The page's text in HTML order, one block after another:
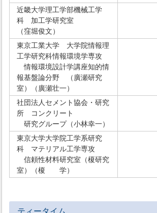
近畿大学理工学部機械工学
科 加工学研究室
（窪堀俊文）
東京工業大学 大学院情報理
工学研究科情報環境学専攻
情報環境設計学講座知的情
報基盤論分野 （廣瀬研究
室）（廣瀬壮一）
社団法人セメント協会・研究
所 コンクリート
研究グループ（小林幸一）
東京大学大学院工学系研究
科 マテリアル工学専攻
信頼性材料研究室（榎研究
室）（榎 学）
ティータイム